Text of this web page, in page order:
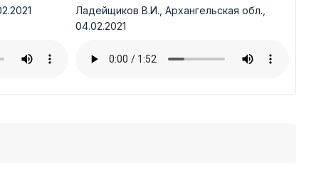
Ладейщиков В.И., Архангельская обл.,
04.02.2021